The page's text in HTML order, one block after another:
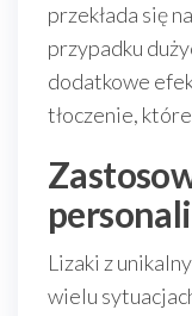
przekłada się
przypadku
dodatkowe
tłoczenie,
Lizaki z
wielu